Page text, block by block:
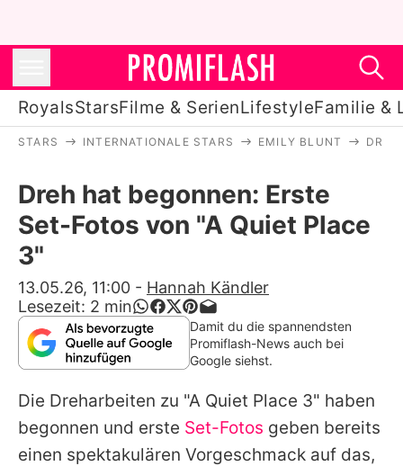
RoyalsStarsFilme & SerienLifestyleFamilie &
Stars
Filme & Serien
Lifestyle
Familie & Liebe
Promiflash Exklusiv
Alle Themen auf Promiflash
Jobs
STARS INTERNATIONALE STARS EMILY BLUNT
Dreh hat begonnen: Erste
Set-Fotos von "A Quiet Place
3"
13.05.26, 11:00 - Hannah Kändler
Lesezeit: 2 min
Damit du die spannendsten
Promiflash-News auch bei
Google siehst.
Die Dreharbeiten zu "A Quiet Place 3" haben
begonnen und erste Set-Fotos geben bereits
einen spektakulären Vorgeschmack auf das,